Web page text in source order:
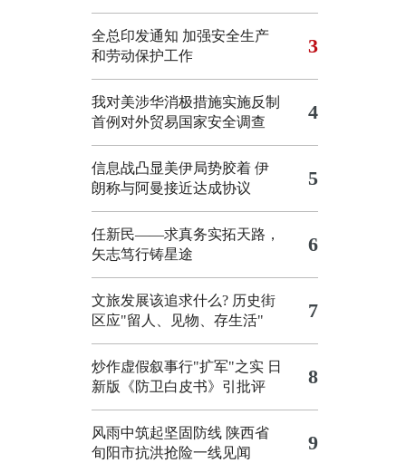
全总印发通知 加强安全生产
和劳动保护工作
3
我对美涉华消极措施实施反制
首例对外贸易国家安全调查
4
信息战凸显美伊局势胶着 伊
朗称与阿曼接近达成协议
5
任新民——求真务实拓天路，
矢志笃行铸星途
6
文旅发展该追求什么? 历史街
区应"留人、见物、存生活"
7
炒作虚假叙事行"扩军"之实 日
新版《防卫白皮书》引批评
8
风雨中筑起坚固防线 陕西省
旬阳市抗洪抢险一线见闻
9